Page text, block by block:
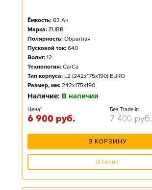
Ёмкость: 63 Ач
Марка: ZUBR
Полярность: Обратная
Пусковой ток: 640
Вольт: 12
Технология: Ca/Ca
Тип корпуса: L2 (242x175x190) EURO
Размер, мм: 242x175x190
Наличие: В наличии
Цена*
6 900 руб.
Без Trade-in
7 400 руб.
В КОРЗИНУ
В 1 клик